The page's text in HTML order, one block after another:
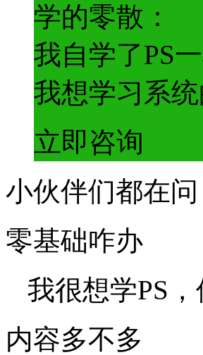
学的零散：
我自学了PS
我想学习系
立即咨询
小伙伴们都在问
零基础咋办
我很想学PS
内容多不多